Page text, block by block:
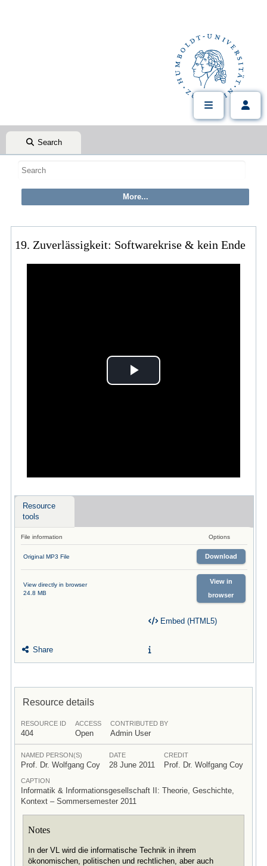
Search
19. Zuverlässigkeit: Softwarekrise & kein Ende
Play
Resource
tools
File information Options
Original MP3 File Download
View directly in browser
24.8 MB
View in
browser
Share
Embed (HTML5)
Resource details
RESOURCE ID
404
ACCESS
Open
CONTRIBUTED BY
Admin User
NAMED PERSON(S)
Prof. Dr. Wolfgang Coy
DATE
28 June 2011
CREDIT
Prof. Dr. Wolfgang Coy
CAPTION
Informatik & Informationsgesellschaft II: Theorie, Geschichte,
Kontext – Sommersemester 2011
Notes
In der VL wird die informatische Technik in ihrem
ökonomischen, politischen und rechtlichen, aber auch